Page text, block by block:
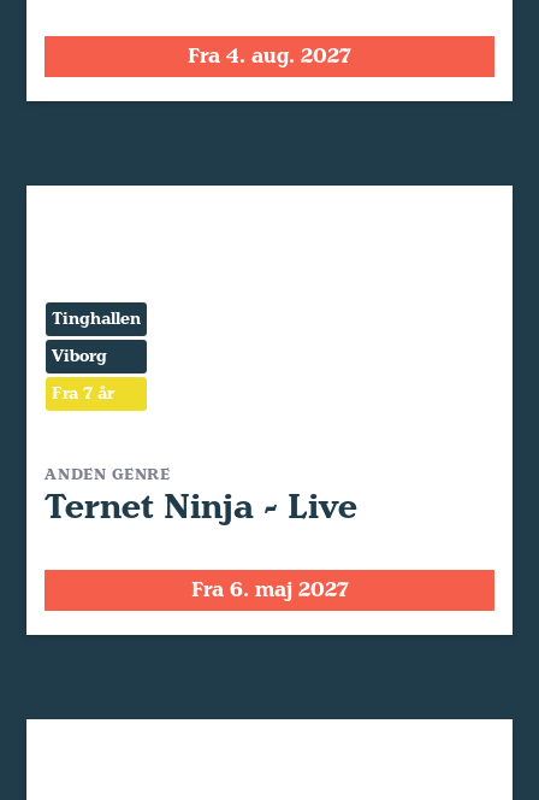
Fra 4. aug. 2027
Tinghallen
Viborg
Fra 7 år
ANDEN GENRE
Ternet Ninja - Live
Fra 6. maj 2027